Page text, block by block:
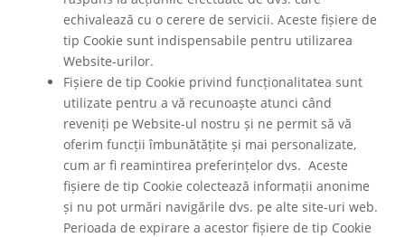
echivalează cu o cerere de servicii. Aceste fișiere de
tip Cookie sunt indispensabile pentru utilizarea
Website-urilor.
Fișiere de tip Cookie privind funcționalitatea sunt
utilizate pentru a vă recunoaște atunci când
reveniți pe Website-ul nostru și ne permit să vă
oferim funcții îmbunătățite și mai personalizate,
cum ar fi reamintirea preferințelor dvs. Aceste
fișiere de tip Cookie colectează informații anonime
și nu pot urmări navigările dvs. pe alte site-uri web.
Perioada de expirare a acestor fișiere de tip Cookie